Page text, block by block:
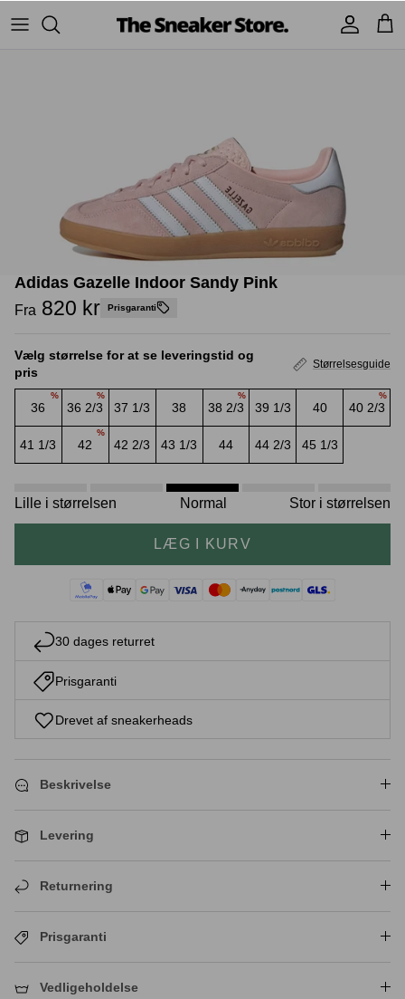
Jordans
Andre brands
BAPE - A Bathing Ape
TSS Collection
Accessories Sneaker boks
Crease protectors Skotræ
Sneaker rengøring
Adidas Gazelle Indoor Sandy Pink
Fra 820 kr Prisgaranti
Vælg størrelse for at se leveringstid og
pris
Størrelsesguide
36
%
36 2/3
%
37 1/3 38 38 2/3
%
39 1/3 40 40 2/3
%
41 1/3 42
%
42 2/3 43 1/3 44 44 2/3 45 1/3
Lille i størrelsen Normal Stor i størrelsen
LÆG I KURV
30 dages returret
Prisgaranti
Drevet af sneakerheads
Beskrivelse
Levering
Returnering
Prisgaranti
Vedligeholdelse